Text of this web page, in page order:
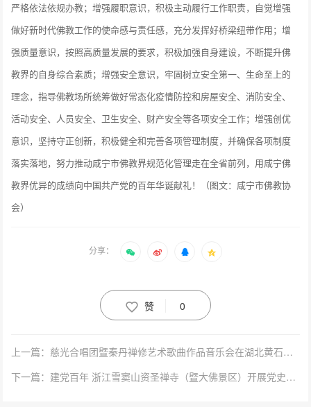
严格依法依规办教；增强履职意识，积极主动履行工作职责，自觉增强
做好新时代佛教工作的使命感与责任感，充分发挥好桥梁纽带作用；增
强质量意识，按照高质量发展的要求，积极加强自身建设，不断提升佛
教界的自身综合素质；增强安全意识，牢固树立安全第一、生命至上的
理念，指导佛教场所统筹做好常态化疫情防控和房屋安全、消防安全、
活动安全、人员安全、卫生安全、财产安全等各项安全工作；增强创优
意识，坚持守正创新，积极健全和完善各项管理制度，并确保各项制度
落实落地，努力推动咸宁市佛教界规范化管理走在全省前列，用咸宁佛
教界优异的成绩向中国共产党的百年华诞献礼！（图文：咸宁市佛教协
会）
分享：
赞 0
上一篇：慈光合唱团暨秦丹禅修艺术歌曲作品音乐会在湖北黄石慈光精舍举行
下一篇：建党百年 浙江雪窦山资圣禅寺（暨大佛景区）开展党史学习系列活动